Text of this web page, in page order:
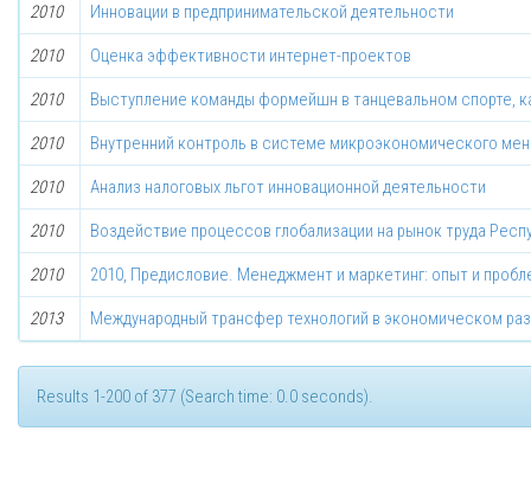
2010 Инновации в предпринимательской деятельности
2010 Оценка эффективности интернет-проектов
2010 Выступление команды формейшн в танцевальном спорте,
2010 Внутренний контроль в системе микроэкономического
2010 Анализ налоговых льгот инновационной деятельности
2010 Воздействие процессов глобализации на рынок труда
2010 2010, Предисловие. Менеджмент и маркетинг: опыт и
2013 Международный трансфер технологий в экономическом
Results 1-200 of 377 (Search time: 0.0 seconds).